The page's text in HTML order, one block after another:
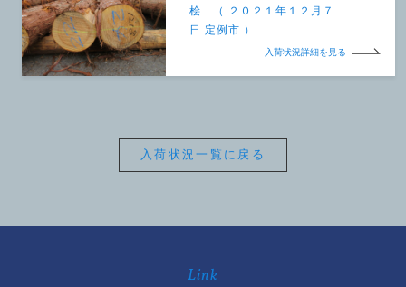
桧 （ ２０２１年１２月７
日 定例市 ）
入荷状況詳細を見る
入荷状況一覧に戻る
Link